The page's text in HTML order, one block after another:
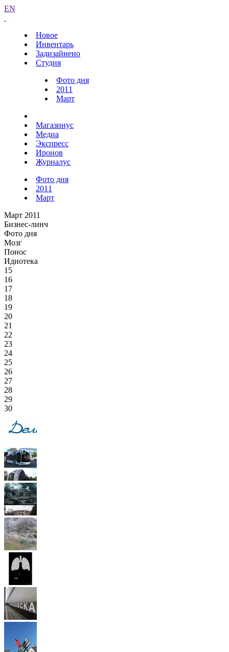
EN
Новое
Инвентарь
Задизайнено
Студия
Фото дня
2011
Март
Магазинус
Медиа
Экспресс
Иронов
Журналус
Фото дня
2011
Март
Март 2011
Бизнес-линч
Фото дня
Мозг
Понос
Идиотека
15
16
17
18
19
20
21
22
23
24
25
26
27
28
29
30